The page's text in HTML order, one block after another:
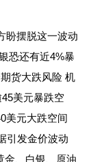
盼摆脱这一波动
恐还有近4%暴
货大跌风险 机
美元暴跌空
美元大跌空间
引发金价波动
金、白银、原油